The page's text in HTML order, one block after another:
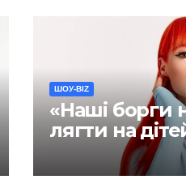
ШОУ-BIZ
«Наші борги
лягти на
Тарабарова
заповіт